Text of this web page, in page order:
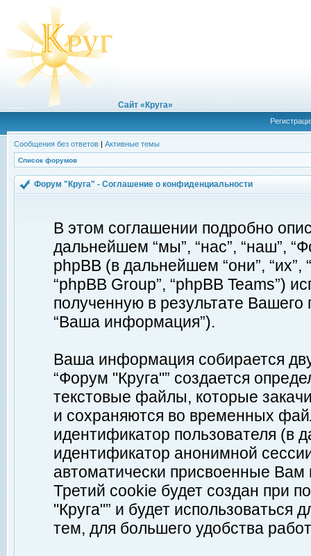
Сайт «Круга»
Сообщения без ответов | Активные темы
Список форумов
Форум "Круга" - Соглашение о конфиденциальности
В этом соглашении подробно
дальнейшем “мы”, “нас”, “наш”,
phpBB (в дальнейшем “они”, “их”,
“phpBB Group”, “phpBB Teams”)
полученную в результате
“Ваша информация”).
Ваша информация собирается
“Форум "Круга"” создается
текстовые файлы, которые
и сохраняются во временных
идентификатор пользователя (в
идентификатор анонимной
автоматически присвоенные
Третий cookie будет создан при
"Круга"” и будет
тем, для большего удобства